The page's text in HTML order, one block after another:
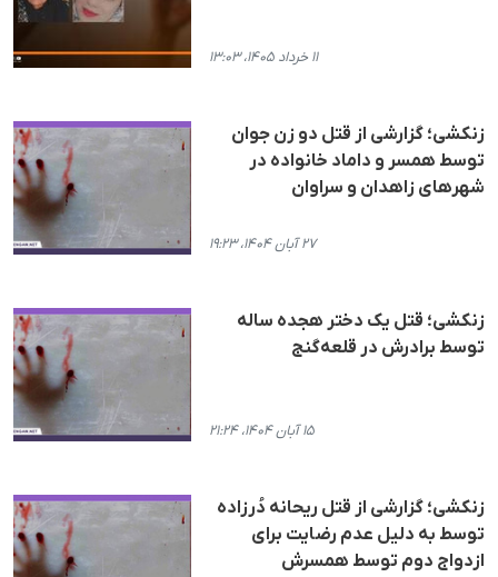
۱۱ خرداد ۱۴۰۵، ۱۳:۰۳
زنکشی؛ گزارشی از قتل دو زن جوان
توسط همسر و داماد خانوادە در
شهرهای زاهدان و سراوان
۲۷ آبان ۱۴۰۴، ۱۹:۲۳
زنکشی؛ قتل یک دختر هجده ساله
توسط برادرش در قلعه‌گنج
۱۵ آبان ۱۴۰۴، ۲۱:۲۴
زنکشی؛ گزارشی از قتل ریحانه دُرزاده
توسط به دلیل عدم رضایت برای
ازدواج دوم توسط همسرش